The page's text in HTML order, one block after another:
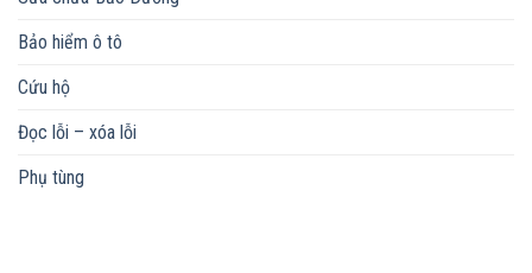
Bảo hiểm ô tô
Cứu hộ
Đọc lỗi – xóa lỗi
Phụ tùng